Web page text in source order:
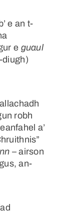
e an t-
e guaul
diugh)
robh
a’
– airson
an-